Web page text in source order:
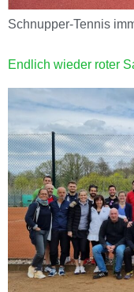
Schnupper-Tennis
Endlich wieder roter